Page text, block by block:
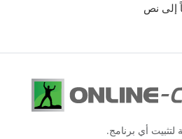
نص
لتثبيت أي برنامج.